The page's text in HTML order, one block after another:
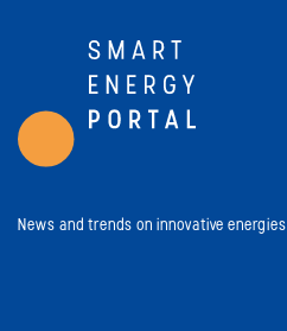
News and trends on innovative energies